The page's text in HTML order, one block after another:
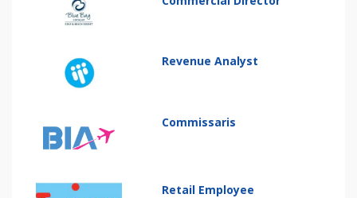
Revenue Analyst
Commissaris
Retail Employee